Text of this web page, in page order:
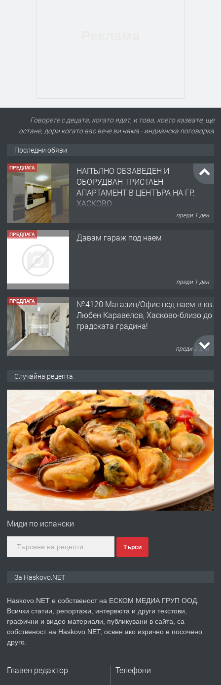
Говорете с децата, когато ядат, и това, което казвате, ще
остане, дори когато вас вече ви няма - индианска поговорка
Последни обяви
ПРЕДЛАГА
НАПЪЛНО ОБЗАВЕДЕН И
ОБОРУДВАН ТРИСТАЕН
АПАРТАМЕНТ В ЦЕНТЪРА НА ГР.
ХАСКОВО
преди 1 ден
ПРЕДЛАГА Давам гараж под наем
преди 1 ден
ПРЕДЛАГА
№4120 Магазин/Офис под наем в кв.
Любен Каравелов, Хасково-близо до
градската градина!
преди 2 дни
КУБА
преди 2 дни
ПРЕДЛАГА
Продавам парцел в гр. Хасково кв.
Хисаря до ток, вода,канализация,
асфалт 0889 537 426
преди 2 дни
СГЛОБЯВАНЕ НА МЕБЕЛИ.
преди 3 дни
ПРЕДЛАГА
Къртене на бетон! Събаряне на
Случайна рецепта
Миди по испански
Търси
За Haskovo.NET
Haskovo.NET е собственост на ЕСКОМ МЕДИА ГРУП ООД.
Всички статии, репортажи, интервюта и други текстови,
графични и видео материали, публикувани в сайта, са
собственост на Haskovo.NET, освен ако изрично е посочено
друго.
Главен редактор Телефони